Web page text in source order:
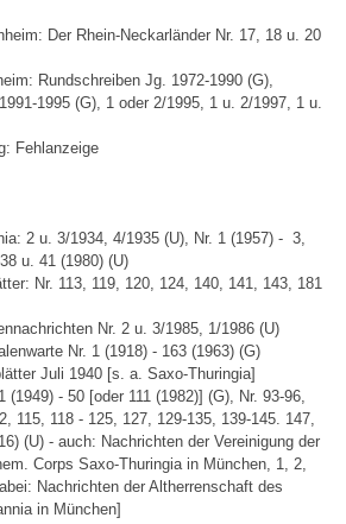
Der Rhein-Neckarländer Nr. 17, 18 u. 20
Rundschreiben Jg. 1972-1990 (G),
1995 (G), 1 oder 2/1995, 1 u. 2/1997, 1 u.
Fehlanzeige
2 u. 3/1934, 4/1935 (U), Nr. 1 (1957) - 3,
u. 41 (1980) (U)
Nr. 113, 119, 120, 124, 140, 141, 143, 181
Nr. 2 u. 3/1985, 1/1986 (U)
Nr. 1 (1918) - 163 (1963) (G)
Juli 1940 [s. a. Saxo-Thuringia]
(1949) - 50 [oder 111 (1982)] (G), Nr. 93-96,
115, 118 - 125, 127, 129-135, 139-145. 147,
(U) - auch: Nachrichten der Vereinigung der
Corps Saxo-Thuringia in München, 1, 2,
Nachrichten der Altherrenschaft des
in München]